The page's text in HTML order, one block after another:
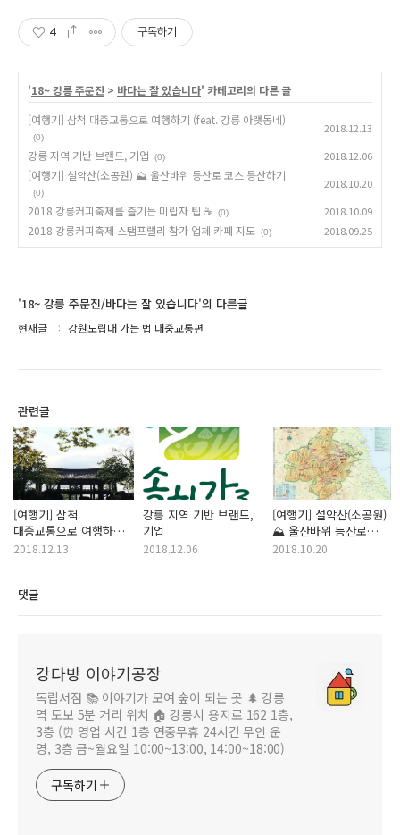
4 구독하기
'18~ 강릉 주문진 > 바다는 잘 있습니다' 카테고리의 다른 글
[여행기] 삼척 대중교통으로 여행하기 (feat. 강릉 아랫동네)
(0)
2018.12.13
강릉 지역 기반 브랜드, 기업 (0) 2018.12.06
[여행기] 설악산(소공원) ⛰ 울산바위 등산로 코스 등산하기
(0)
2018.10.20
2018 강릉커피축제를 즐기는 미립자 팁 ☕ (0) 2018.10.09
2018 강릉커피축제 스탬프랠리 참가 업체 카페 지도 (0) 2018.09.25
'18~ 강릉 주문진/바다는 잘 있습니다'의 다른글
현재글 강원도립대 가는 법 대중교통편
관련글
[여행기] 삼척
대중교통으로 여행하기
(feat. 강릉 아랫동네)
2018.12.13
강릉 지역 기반 브랜드,
기업
2018.12.06
[여행기] 설악산(소공원)
⛰ 울산바위 등산로
코스 등산하기
2018.10.20
댓글
강다방 이야기공장
독립서점 📚 이야기가 모여 숲이 되는 곳 🌲 강릉
역 도보 5분 거리 위치 🏠 강릉시 용지로 162 1층,
3층 (⏰ 영업 시간 1층 연중무휴 24시간 무인 운
영, 3층 금~월요일 10:00~13:00, 14:00~18:00)
구독하기